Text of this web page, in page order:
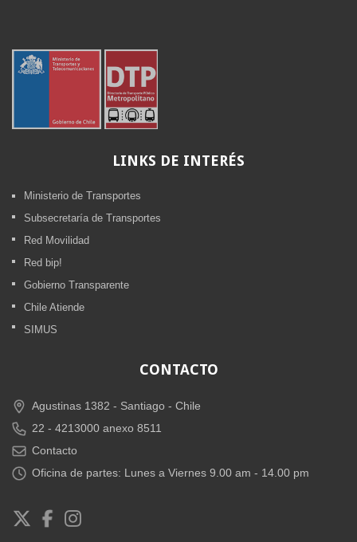
LINKS DE INTERÉS
Ministerio de Transportes
Subsecretaría de Transportes
Red Movilidad
Red bip!
Gobierno Transparente
Chile Atiende
SIMUS
CONTACTO
Agustinas 1382 - Santiago - Chile
22 - 4213000 anexo 8511
Contacto
Oficina de partes: Lunes a Viernes 9.00 am - 14.00 pm